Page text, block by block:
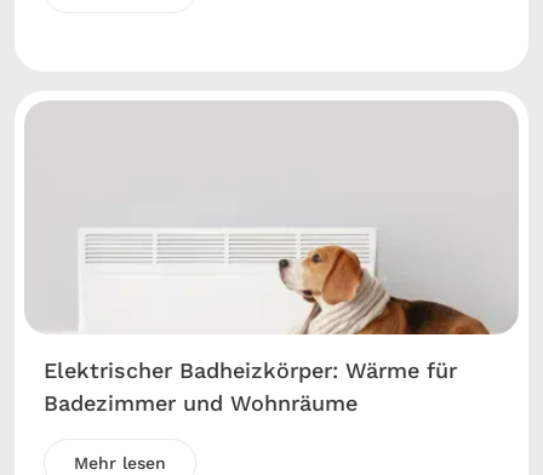
Elektrischer Badheizkörper: Wärme für
Badezimmer und Wohnräume
Mehr lesen